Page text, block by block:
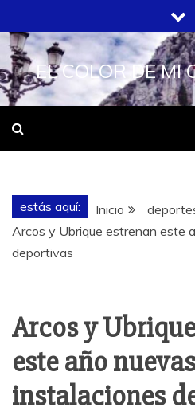
al
contenido
EL COLOR DE MI
estás aquí: Inicio
Arcos y Ubrique estrenan este
deportivas
Arcos y
este año nuevas
instalaciones